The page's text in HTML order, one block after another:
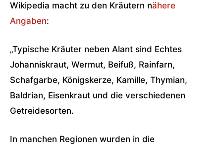
Wikipedia macht zu den Kräutern nähere
Angaben:
„Typische Kräuter neben Alant sind Echtes
Johanniskraut, Wermut, Beifuß, Rainfarn,
Schafgarbe, Königskerze, Kamille, Thymian,
Baldrian, Eisenkraut und die verschiedenen
Getreidesorten.
In manchen Regionen wurden in die